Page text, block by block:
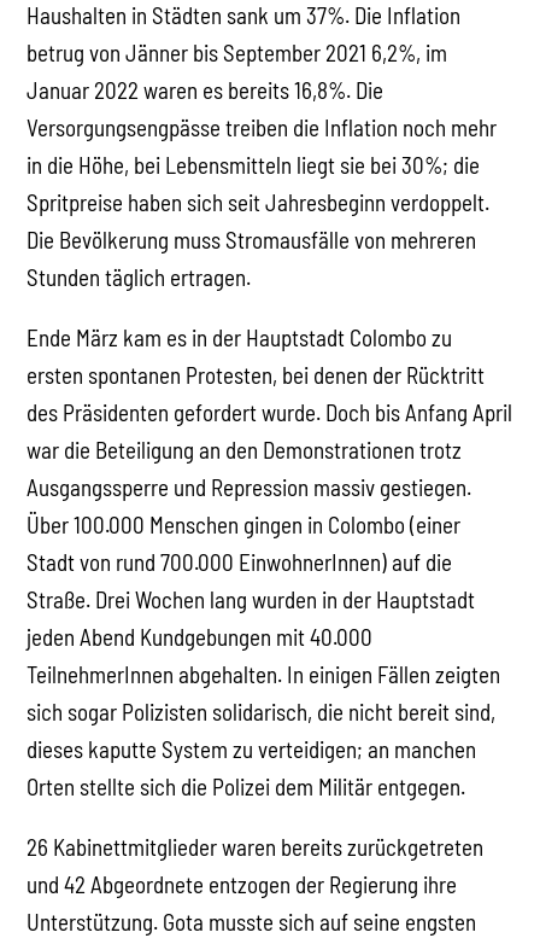
Haushalten in Städten sank um 37%. Die Inflation
betrug von Jänner bis September 2021 6,2%, im
Januar 2022 waren es bereits 16,8%. Die
Versorgungsengpässe treiben die Inflation noch mehr
in die Höhe, bei Lebensmitteln liegt sie bei 30%; die
Spritpreise haben sich seit Jahresbeginn verdoppelt.
Die Bevölkerung muss Stromausfälle von mehreren
Stunden täglich ertragen.
Ende März kam es in der Hauptstadt Colombo zu
ersten spontanen Protesten, bei denen der Rücktritt
des Präsidenten gefordert wurde. Doch bis Anfang April
war die Beteiligung an den Demonstrationen trotz
Ausgangssperre und Repression massiv gestiegen.
Über 100.000 Menschen gingen in Colombo (einer
Stadt von rund 700.000 EinwohnerInnen) auf die
Straße. Drei Wochen lang wurden in der Hauptstadt
jeden Abend Kundgebungen mit 40.000
TeilnehmerInnen abgehalten. In einigen Fällen zeigten
sich sogar Polizisten solidarisch, die nicht bereit sind,
dieses kaputte System zu verteidigen; an manchen
Orten stellte sich die Polizei dem Militär entgegen.
26 Kabinettmitglieder waren bereits zurückgetreten
und 42 Abgeordnete entzogen der Regierung ihre
Unterstützung. Gota musste sich auf seine engsten